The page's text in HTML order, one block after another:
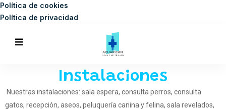
Política de cookies
Política de privacidad
Instalaciones
Nuestras instalaciones: sala espera, consulta perros, consulta
gatos, recepción, aseos, peluquería canina y felina, sala revelados,